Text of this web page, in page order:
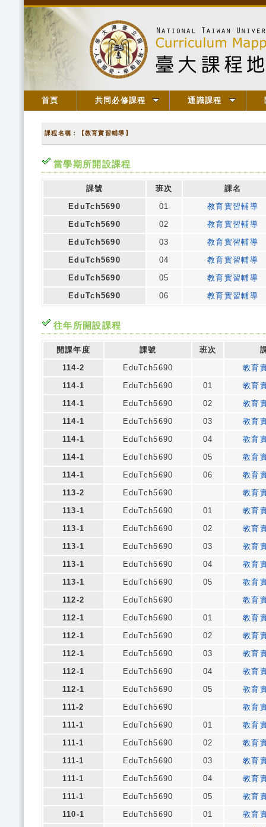
首頁 共同必修課程 通識課程
課程名稱：【教育實習輔導】
當學期所開設課程
課號 班次
課名
EduTch5690
01
教育實習輔導
EduTch5690
02
教育實習輔導
EduTch5690
03
教育實習輔導
EduTch5690
04
教育實習輔導
EduTch5690
05
教育實習輔導
EduTch5690
06 教育實習輔導
往年所開設課程
開課年度 課號 班次
114-2
EduTch5690
教育
114-1
EduTch5690 01
教育
114-1
EduTch5690 02
教育
114-1
EduTch5690 03
教育
114-1
EduTch5690 04
教育
114-1
EduTch5690 05
教育
114-1
EduTch5690 06
教育
113-2
EduTch5690
教育
113-1
EduTch5690 01
教育
113-1
EduTch5690 02
教育
113-1
EduTch5690 03
教育
113-1
EduTch5690 04
教育
113-1
EduTch5690 05
教育
112-2
EduTch5690
教育
112-1
EduTch5690 01
教育
112-1
EduTch5690 02
教育
112-1
EduTch5690 03
教育
112-1
EduTch5690 04
教育
112-1
EduTch5690 05
教育
111-2
EduTch5690
教育
111-1
EduTch5690 01
教育
111-1
EduTch5690 02
教育
111-1
EduTch5690 03
教育
111-1
EduTch5690 04
教育
111-1
EduTch5690 05
教育
110-1
EduTch5690 01
教育